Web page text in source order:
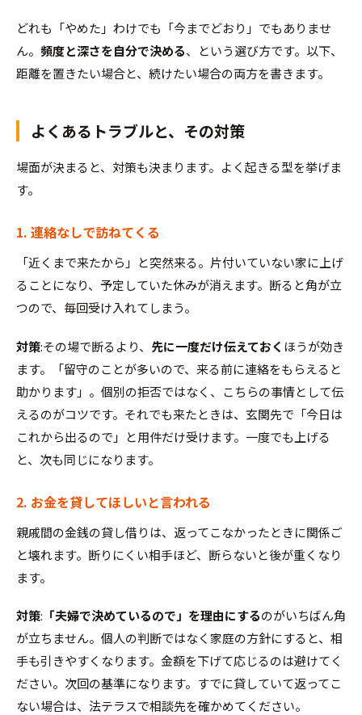
どれも「やめた」わけでも「今までどおり」でもありませ
ん。 頻度と深さを自分で決める、という選び方です。以下、
距離を置きたい場合と、続けたい場合の両方を書きます。
よくあるトラブルと、その対策
場面が決まると、対策も決まります。よく起きる型を挙げま
す。
1. 連絡なしで訪ねてくる
「近くまで来たから」と突然来る。片付いていない家に上げ
ることになり、予定していた休みが消えます。断ると角が立
つので、毎回受け入れてしまう。
対策:その場で断るより、 先に一度だけ伝えておく ほうが効き
ます。「留守のことが多いので、来る前に連絡をもらえると
助かります」。個別の拒否ではなく、こちらの事情として伝
えるのがコツです。それでも来たときは、玄関先で「今日は
これから出るので」と用件だけ受けます。一度でも上げる
と、次も同じになります。
2. お金を貸してほしいと言われる
親戚間の金銭の貸し借りは、返ってこなかったときに関係ご
と壊れます。断りにくい相手ほど、断らないと後が重くなり
ます。
対策: 「夫婦で決めているので」を理由にするのがいちばん角
が立ちません。個人の判断ではなく家庭の方針にすると、相
手も引きやすくなります。金額を下げて応じるのは避けてく
ださい。次回の基準になります。すでに貸していて返ってこ
ない場合は、法テラスで相談先を確かめてください。